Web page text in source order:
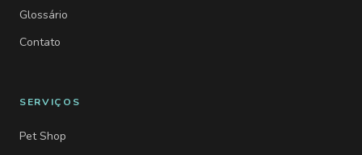
Glossário
Contato
SERVIÇOS
Pet Shop